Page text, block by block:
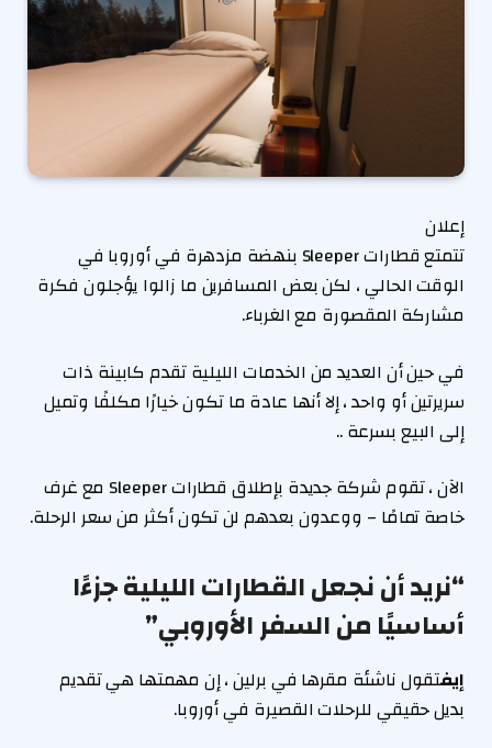
إعلان
تتمتع قطارات Sleeper بنهضة مزدهرة في أوروبا في
الوقت الحالي ، لكن بعض المسافرين ما زالوا يؤجلون فكرة
مشاركة المقصورة مع الغرباء.
في حين أن العديد من الخدمات الليلية تقدم كابينة ذات
سريرتين أو واحد ، إلا أنها عادة ما تكون خيارًا مكلفًا وتميل
إلى البيع بسرعة ..
الآن ، تقوم شركة جديدة بإطلاق قطارات Sleeper مع غرف
خاصة تمامًا – ووعدون بعدهم لن تكون أكثر من سعر الرحلة.
“نريد أن نجعل القطارات الليلية جزءًا
أساسيًا من السفر الأوروبي”
إيفتقول ناشئة مقرها في برلين ، إن مهمتها هي تقديم
بديل حقيقي للرحلات القصيرة في أوروبا.